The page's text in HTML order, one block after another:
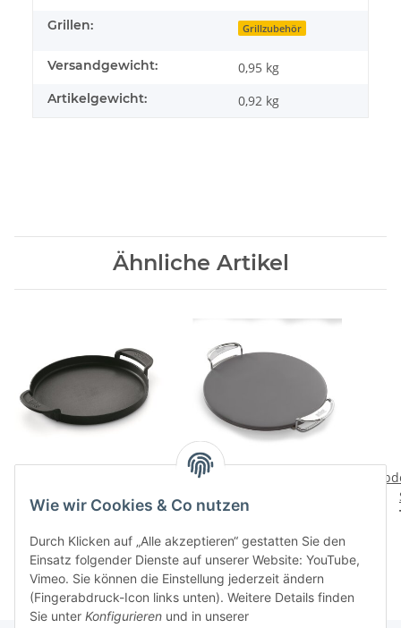
Grillen: Grillzubehör
Versandgewicht: 0,95 kg
Artikelgewicht: 0,92 kg
Ähnliche Artikel
- Gourmet BBQ System
79,90 CHF*
Glasierter Pizzastein
Gourmet BBQ System
84,90 CHF
Wie wir Cookies & Co nutzen
Durch Klicken auf „Alle akzeptieren“ gestatten Sie den
Einsatz folgender Dienste auf unserer Website: YouTube,
Vimeo. Sie können die Einstellung jederzeit ändern
(Fingerabdruck-Icon links unten). Weitere Details finden
Sie unter Konfigurieren und in unserer